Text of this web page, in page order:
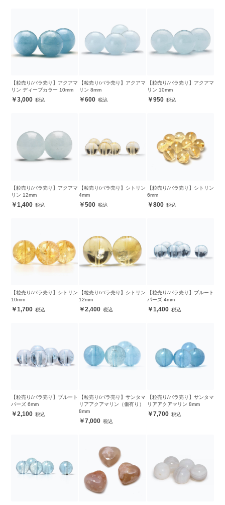
【粒売り/バラ売り】アクアマ
リン ディープカラー 10mm
3,000
【粒売り/バラ売り】アクアマ
リン 8mm
600
【粒売り/バラ売り】アクアマ
リン 10mm
950
【粒売り/バラ売り】アクアマ
リン 12mm
1,400
【粒売り/バラ売り】シトリン
4mm
500
【粒売り/バラ売り】シトリン
6mm
800
【粒売り/バラ売り】シトリン
10mm
1,700
【粒売り/バラ売り】シトリン
12mm
2,400
【粒売り/バラ売り】ブルート
パーズ 4mm
1,400
【粒売り/バラ売り】ブルート
パーズ 6mm
2,100
【粒売り/バラ売り】サンタマ
リアアクアマリン（傷有り）
8mm
7,000
【粒売り/バラ売り】サンタマ
リアアクアマリン 8mm
7,700